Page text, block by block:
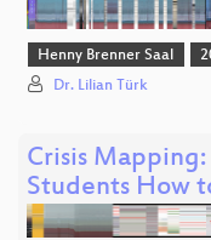
Henny Brenner Saal
Dr. Lilian Türk
Crisis
Students How